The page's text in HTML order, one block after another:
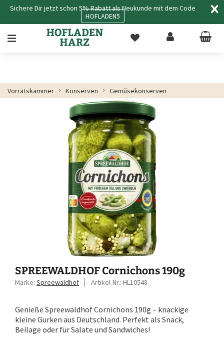
Sichere Dir jetzt schon 5% Rabatt als Neukunde mit dem Code
HOFLADEN5
Vorratskammer Konserven Gemüsekonserven
SPREEWALDHOF Cornichons 190g
Marke: Spreewaldhof Artikel-Nr.: HL10548
Genieße Spreewaldhof Cornichons 190g – knackige
kleine Gurken aus Deutschland. Perfekt als Snack,
Beilage oder für Salate und Sandwiches!